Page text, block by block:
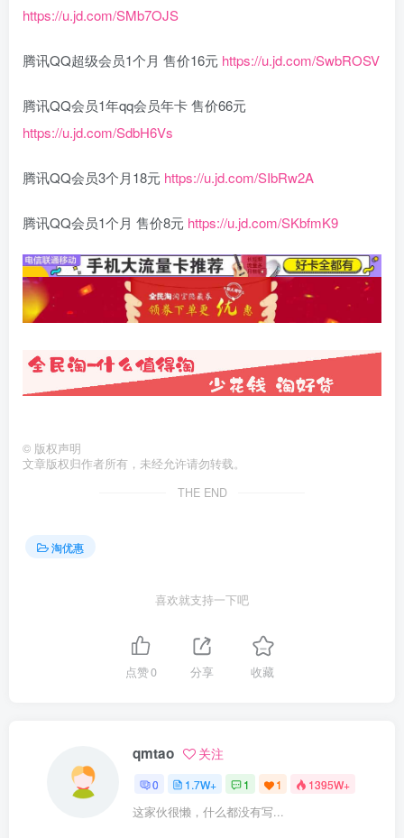
https://u.jd.com/SMb7OJS
腾讯QQ超级会员1个月 售价16元 https://u.jd.com/SwbROSV
腾讯QQ会员1年qq会员年卡 售价66元
https://u.jd.com/SdbH6Vs
腾讯QQ会员3个月18元 https://u.jd.com/SIbRw2A
腾讯QQ会员1个月 售价8元 https://u.jd.com/SKbfmK9
© 版权声明
文章版权归作者所有，未经允许请勿转载。
THE END
淘优惠
喜欢就支持一下吧
点赞0 分享 收藏
qmtao 关注
0 1.7W+ 1 1 1395W+
这家伙很懒，什么都没有写...